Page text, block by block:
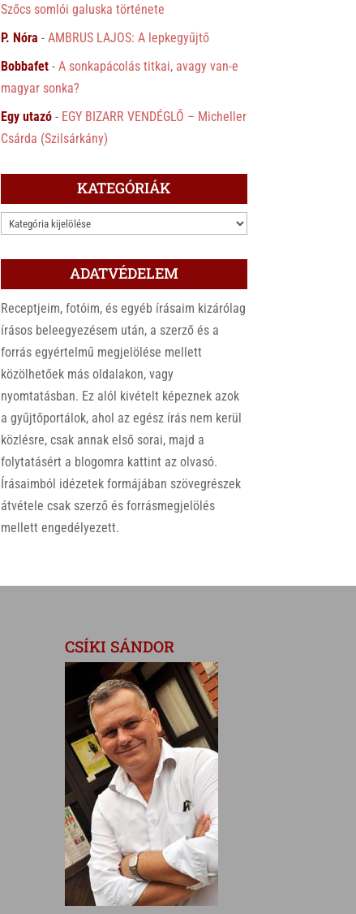
Szőcs somlói galuska története
P. Nóra -AMBRUS LAJOS: A lepkegyűjtő
Bobbafet -A sonkapácolás titkai, avagy van-e
magyar sonka?
Egy utazó - EGY BIZARR VENDÉGLŐ – Micheller
Csárda (Szilsárkány)
KATEGÓRIÁK
KATEGÓRIÁK
ADATVÉDELEM
Receptjeim, fotóim, és egyéb írásaim kizárólag
írásos beleegyezésem után, a szerző és a
forrás egyértelmű megjelölése mellett
közölhetőek más oldalakon, vagy
nyomtatásban. Ez alól kivételt képeznek azok
a gyűjtőportálok, ahol az egész írás nem kerül
közlésre, csak annak első sorai, majd a
folytatásért a blogomra kattint az olvasó.
Írásaimból idézetek formájában szövegrészek
átvétele csak szerző és forrásmegjelölés
mellett engedélyezett.
CSÍKI SÁNDOR